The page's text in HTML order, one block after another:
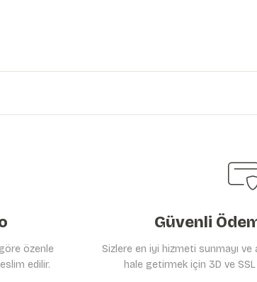
özenle
edilir.
Güvenli
Sizlere en iyi hizmeti sunmayı ve
hale getirmek için 3D ve